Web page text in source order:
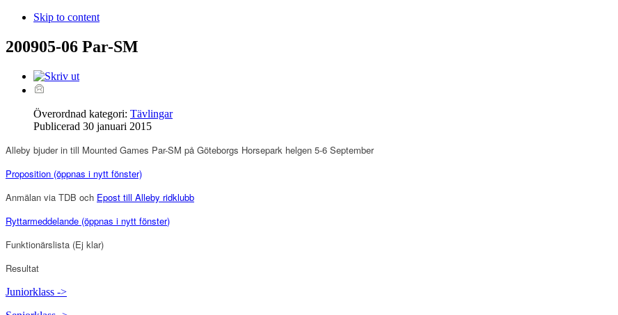
Skip to content
200905-06 Par-SM
Överordnad kategori: Tävlingar
Publicerad 30 januari 2015
Alleby bjuder in till Mounted Games Par-SM på Göteborgs Horsepark helgen 5-6 September
Proposition (öppnas i nytt fönster)
Anmälan via TDB och Epost till Alleby ridklubb
Ryttarmeddelande (öppnas i nytt fönster)
Funktionärslista (Ej klar)
Resultat
Juniorklass ->